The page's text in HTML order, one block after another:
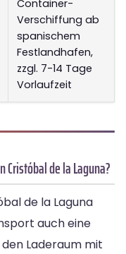
Container-
Verschiffung ab
spanischem
Festlandhafen,
zzgl. 7-14 Tage
Vorlaufzeit
de la Laguna?
de la Laguna
auch eine
Laderaum mit